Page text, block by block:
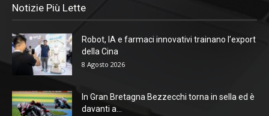
Notizie Più Lette
Robot, IA e farmaci innovativi trainano l’export
della Cina
8 Agosto 2026
In Gran Bretagna Bezzecchi torna in sella ed è
davanti a...